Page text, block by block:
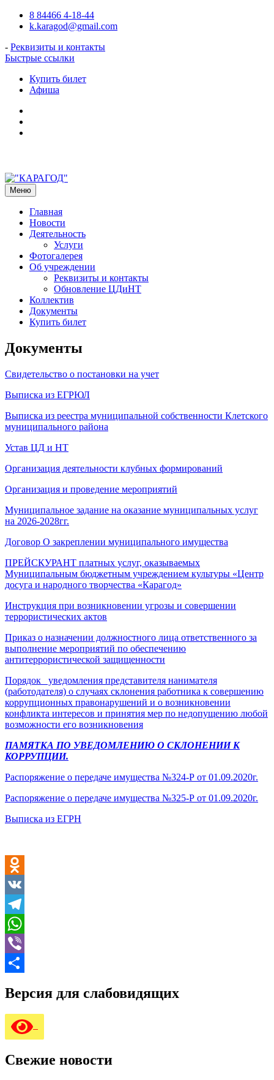
Перейти8 84466 4-18-44
k.karagod@gmail.com
- Реквизиты и контакты
Быстрые ссылки
Купить билет
Афиша
с
Вами
кинотеатре!
Меню
Главная
Новости
Деятельность
Услуги
Фотогалерея
Об учреждении
Реквизиты и контакты
Обновление ЦДиНТ
Коллектив
Документы
Купить билет
Документы
Свидетельство о постановки на учет
Выписка из ЕГРЮЛ
Выписка из реестра муниципальной собственности Клетского
муниципального района
Устав ЦД и НТ
Организация деятельности клубных формирований
Организация и проведение мероприятий
Муниципальное задание на оказание муниципальных услуг
на 2026-2028гг.
Договор О закреплении муниципального имущества
ПРЕЙСКУРАНТ платных услуг, оказываемых
Муниципальным бюджетным учреждением культуры «Центр
досуга и народного творчества «Карагод»
Инструкция при возникновении угрозы и совершении
террористических актов
Приказ о назначении должностного лица ответственного за
выполнение мероприятий по обеспечению
антитеррористической защищенности
Порядок уведомления представителя нанимателя
(работодателя) о случаях склонения работника к совершению
коррупционных правонарушений и о возникновении
конфликта интересов и принятия мер по недопущению любой
возможности его возникновения
ПАМЯТКА ПО УВЕДОМЛЕНИЮ О СКЛОНЕНИИ К
КОРРУПЦИИ.
Распоряжение о передаче имущества №324-Р от 01.09.2020г.
Распоряжение о передаче имущества №325-Р от 01.09.2020г.
Выписка из ЕГРН
Odnoklassniki
VK
Telegram
WhatsApp
Viber
Версия для слабовидящих
Свежие новости